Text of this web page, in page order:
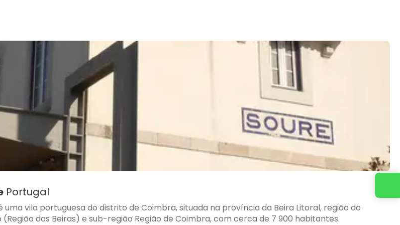
Portugal
uma vila portuguesa do distrito de Coimbra, situada na província da Beira Litoral, região do
das Beiras) e sub-região Região de Coimbra, com cerca de 7 900 habitantes.